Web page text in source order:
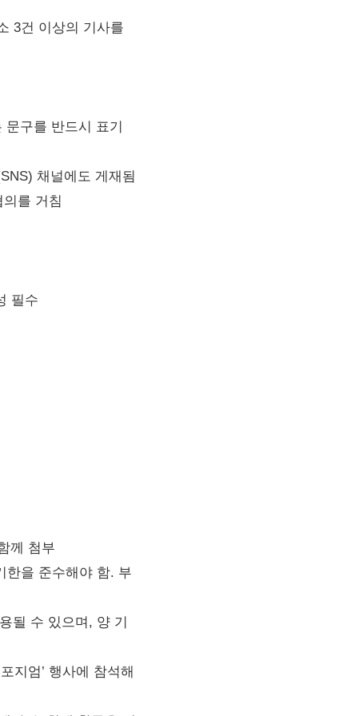
3건 이상의 기사를
문구를 반드시 표기
채널에도 게재됨
를 거침
필수
께 첨부
한을 준수해야 함. 부
될 수 있으며, 양 기
지엄’ 행사에 참석해